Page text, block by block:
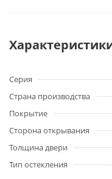
Серия
Страна производства
Покрытие
Сторона открывания
Толщина двери
Тип остекления